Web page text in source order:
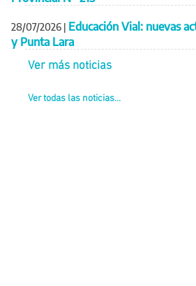
28/07/2026 | Educación Vial: nuevas
y Punta Lara
Ver más noticias
Ver todas las noticias...